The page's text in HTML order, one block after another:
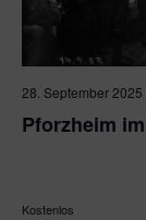
Pforzheim
28. September 2025
Kostenlos